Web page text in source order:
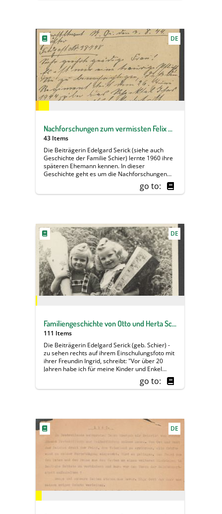
keine Abnehmer mehr gab. Eine alternative
Überlieferung besagt, dass er seinen Posten
zugunsten eines jüdischen Mitarbeiters räumen
sollte, der 1938 emigriert war und nach
Kriegsende zurückkehrte.
DE
Nachforschungen zum vermissten Felix Unger
43 Items
Die Beiträgerin Edelgard Serick (siehe auch
Geschichte der Familie Schier) lernte 1960 ihre
späteren Ehemann kennen. In dieser
Geschichte geht es um die Nachforschungen
einer Mutter zu ihrem im Krieg vermissten Sohn
Felix. Der Leutnant Felix Unger (geboren
Sohn zu erfahren. Sie schreibt dazu nicht nur an
offizielle Stellen (Suchdienst des Roten Kreuzes
etc.), sondern auch an ehemalige Kameraden.
Die Briefe reichen bis ins Jahr 1950. (Hinweis:
Bei einem Antwortschreiben gibt es einen
Fehler: am 3.8.44 schreibt Oberstleutnant
Höfter versehentlich an Agnes Unger, dass der
"Gatten" leider als vermisste gelten müsse,
gemeint ist aber der Sohn).
go to:
DE
Familiengeschichte von Otto und Herta Schier
111 Items
Die Beiträgerin Edelgard Serick (geb. Schier) -
zu sehen rechts auf ihrem Einschulungsfoto mit
ihrer Freundin Ingrid, schreibt: "Vor über 20
Jahren habe ich für meine Kinder und Enkel
unsere Familiengeschichte aufgeschrieben. Der
erste der fünf Teile umfasst die Zeit von meiner
Kriegsende – Befreiung Europas'." Edelgard
Serick wurde am 26. Oktober 1944 in Berlin als
Tochter von Adolf Franz Otto Schier (1906 –
1984) und Margarete Anna Herta Schier, geb.
Janetzky (1919 – 2011) geboren. In dieser Zeit
arbeitete ihr Vater bei der DVL (Deutschen
Versuchsanstalt für Luftfahrt) und ihre Mutter
bei der Sparkasse in Eichenwalde. Ihr Vater
wurde durch seine Tätigkeit bei einem
go to:
DE